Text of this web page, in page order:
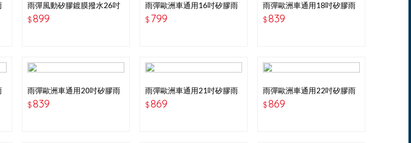
雨彈風動矽膠鍍膜撥水26吋
雨刷
$899
雨彈歐洲車通用16吋矽膠雨
刷
$ 799
雨彈歐洲車通用18吋矽膠雨
刷
$839
雨彈歐洲車通用20吋矽膠雨
刷
$839
雨彈歐洲車通用21吋矽膠雨
刷
$869
雨彈歐洲車通用22吋矽膠雨
刷
$869